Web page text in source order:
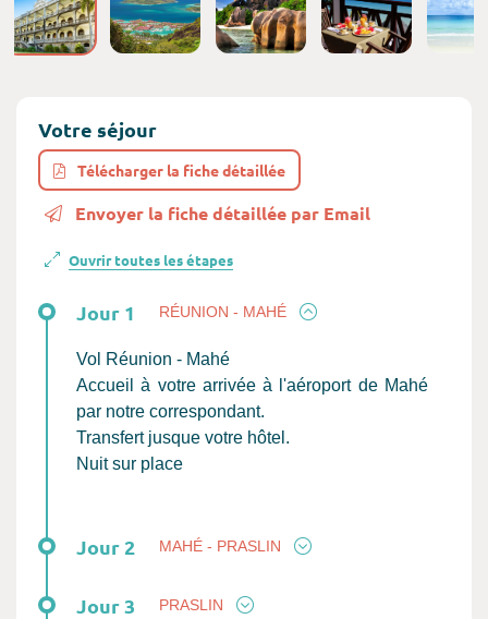
Votre séjour
Télécharger la fiche détaillée
Envoyer la fiche détaillée par Email
Ouvrir toutes les étapes
Jour 1 RÉUNION - MAHÉ
Vol Réunion - Mahé
Accueil à votre arrivée à l'aéroport de Mahé
par notre correspondant.
Transfert jusque votre hôtel.
Nuit sur place
Jour 2 MAHÉ - PRASLIN
Jour 3 PRASLIN